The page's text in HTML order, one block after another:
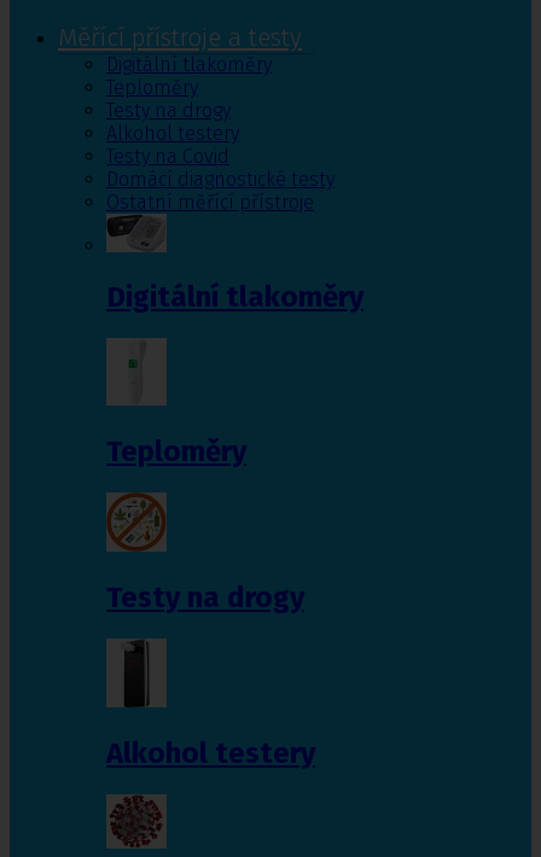
Měřící přístroje a testy
Digitální tlakoměry
Teploměry
Testy na drogy
Alkohol testery
Testy na Covid
Domácí diagnostické testy
Ostatní měřící přístroje
Digitální tlakoměry
Teploměry
Testy na drogy
Alkohol testery